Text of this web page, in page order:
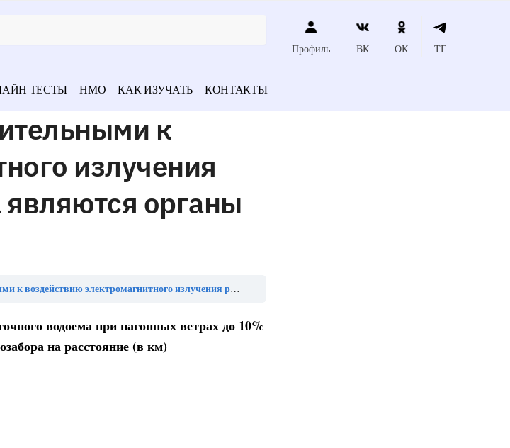
Профиль ВК ОК ТГ
ТЕСТЫ НМО КАК ИЗУЧАТЬ КОНТАКТЫ
к
излучения
являются органы
излучения радиочастотного диапазона являются органы _______ системы»
водоема при нагонных ветрах до 10%
на расстояние (в км)